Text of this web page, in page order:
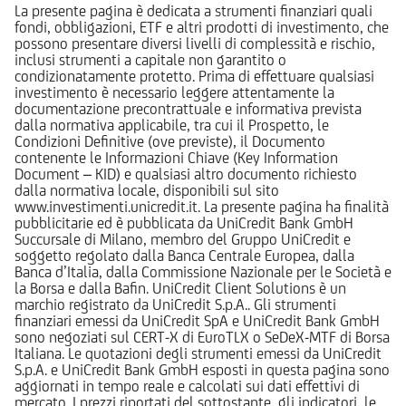
La presente pagina è dedicata a strumenti finanziari quali
fondi, obbligazioni, ETF e altri prodotti di investimento, che
possono presentare diversi livelli di complessità e rischio,
inclusi strumenti a capitale non garantito o
condizionatamente protetto. Prima di effettuare qualsiasi
investimento è necessario leggere attentamente la
documentazione precontrattuale e informativa prevista
dalla normativa applicabile, tra cui il Prospetto, le
Condizioni Definitive (ove previste), il Documento
contenente le Informazioni Chiave (Key Information
Document – KID) e qualsiasi altro documento richiesto
dalla normativa locale, disponibili sul sito
www.investimenti.unicredit.it. La presente pagina ha finalità
pubblicitarie ed è pubblicata da UniCredit Bank GmbH
Succursale di Milano, membro del Gruppo UniCredit e
soggetto regolato dalla Banca Centrale Europea, dalla
Banca d’Italia, dalla Commissione Nazionale per le Società e
la Borsa e dalla Bafin. UniCredit Client Solutions è un
marchio registrato da UniCredit S.p.A.. Gli strumenti
finanziari emessi da UniCredit SpA e UniCredit Bank GmbH
sono negoziati sul CERT-X di EuroTLX o SeDeX-MTF di Borsa
Italiana. Le quotazioni degli strumenti emessi da UniCredit
S.p.A. e UniCredit Bank GmbH esposti in questa pagina sono
aggiornati in tempo reale e calcolati sui dati effettivi di
mercato. I prezzi riportati del sottostante, gli indicatori, le